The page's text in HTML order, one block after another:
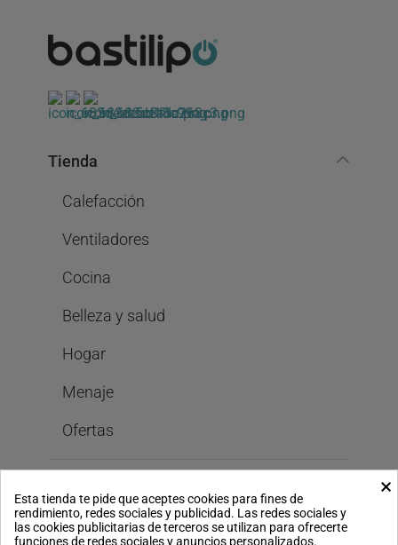
Tienda
Calefacción
Ventiladores
Cocina
Belleza y salud
Hogar
Menaje
Ofertas
×
Esta tienda te pide que aceptes cookies para fines de
rendimiento, redes sociales y publicidad. Las redes sociales y
las cookies publicitarias de terceros se utilizan para ofrecerte
funciones de redes sociales y anuncios personalizados.